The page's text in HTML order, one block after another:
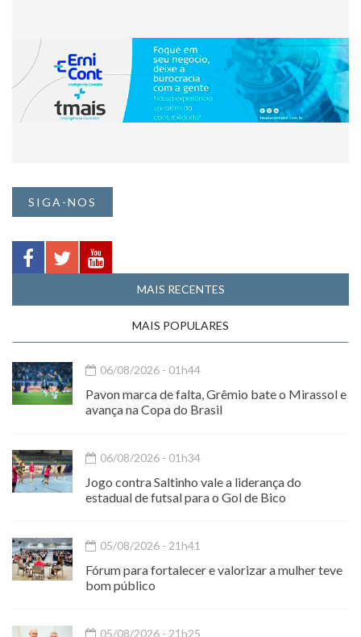
SIGA-NOS
MAIS RECENTES
MAIS POPULARES
06/08/2026 - 01h44
Pavon marca de falta, Grêmio bate o Mirassol e
avança na Copa do Brasil
06/08/2026 - 01h34
Jogo contra Saltinho vale a liderança do
estadual de futsal para o Gol de Bico
05/08/2026 - 21h41
Fórum para fortalecer e valorizar a mulher teve
bom público
05/08/2026 - 21h25